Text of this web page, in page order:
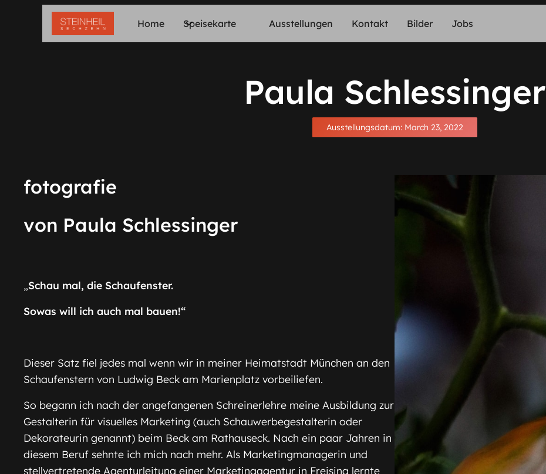
Home Speisekarte Ausstellungen Kontakt Bilder Jobs
Paula Schlessinger
Ausstellungsdatum: March 23, 2022
fotografie
von Paula Schlessinger
„Schau mal, die Schaufenster.
Sowas will ich auch mal bauen!“
Dieser Satz fiel jedes mal wenn wir in meiner Heimatstadt München an den
Schaufenstern von Ludwig Beck am Marienplatz vorbeiliefen.
So begann ich nach der angefangenen Schreinerlehre meine Ausbildung zur
Gestalterin für visuelles Marketing (auch Schauwerbegestalterin oder
Dekorateurin genannt) beim Beck am Rathauseck. Nach ein paar Jahren in
diesem Beruf sehnte ich mich nach mehr. Als Marketingmanagerin und
stellvertretende Agenturleitung einer Marketingagentur in Freising lernte